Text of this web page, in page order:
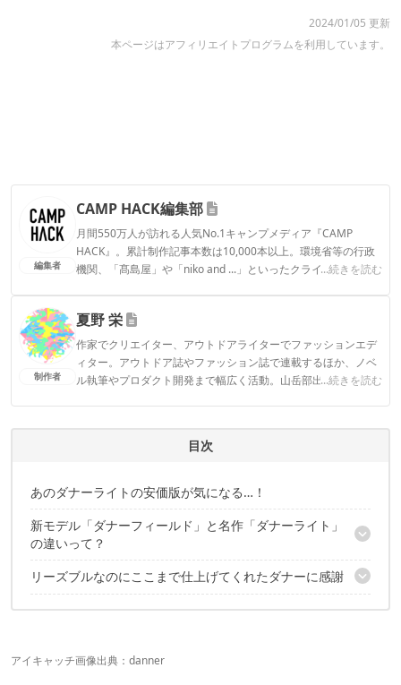
2024/01/05 更新
本ページはアフィリエイトプログラムを利用しています。
編集者
CAMP HACK編集部
月間550万人が訪れる人気No.1キャンプメディア『CAMP
HACK』。累計制作記事本数は10,000本以上。環境省等の行政
機関、「髙島屋」や「niko and ...」といったクライアントとの
...続きを読む
CAMP HACK編集部のプロフィール
制作者
夏野 栄
作家でクリエイター、アウトドアライターでファッションエデ
ィター。アウトドア誌やファッション誌で連載するほか、ノベ
ル執筆やプロダクト開発まで幅広く活動。山岳部出身、海育ち
...続きを読む
目次
あのダナーライトの安価版が気になる…！
新モデル「ダナーフィールド」と名作「ダナーライト」
の違いって？
27,000円と59,400円の差ってどこにあるの？
グ」、「ロゴ位置」
リーズブルなのにここまで仕上げてくれたダナーに感謝
アイキャッチ画像出典： danner